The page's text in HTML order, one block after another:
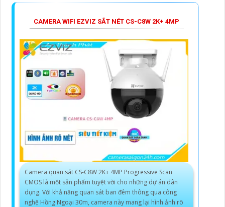
CAMERA WIFI EZVIZ SẮT NÉT CS-C8W 2K+ 4MP
Camera quan sát CS-C8W 2K+ 4MP Progressive Scan
CMOS là một sản phẩm tuyệt vời cho những dự án dân
dụng. Với khả năng quan sát ban đêm thông qua công
nghệ Hồng Ngoại 30m, camera này mang lại hình ảnh rõ